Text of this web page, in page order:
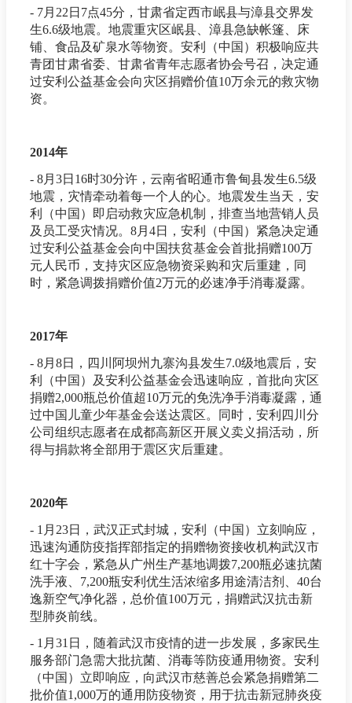
- 7月22日7点45分，甘肃省定西市岷县与漳县交界发
生6.6级地震。地震重灾区岷县、漳县急缺帐篷、床
铺、食品及矿泉水等物资。安利（中国）积极响应共
青团甘肃省委、甘肃省青年志愿者协会号召，决定通
过安利公益基金会向灾区捐赠价值10万余元的救灾物
资。
2014年
- 8月3日16时30分许，云南省昭通市鲁甸县发生6.5级
地震，灾情牵动着每一个人的心。地震发生当天，安
利（中国）即启动救灾应急机制，排查当地营销人员
及员工受灾情况。8月4日，安利（中国）紧急决定通
过安利公益基金会向中国扶贫基金会首批捐赠100万
元人民币，支持灾区应急物资采购和灾后重建，同
时，紧急调拨捐赠价值2万元的必速净手消毒凝露。
2017年
- 8月8日，四川阿坝州九寨沟县发生7.0级地震后，安
利（中国）及安利公益基金会迅速响应，首批向灾区
捐赠2,000瓶总价值超10万元的免洗净手消毒凝露，通
过中国儿童少年基金会送达震区。同时，安利四川分
公司组织志愿者在成都高新区开展义卖义捐活动，所
得与捐款将全部用于震区灾后重建。
2020年
- 1月23日，武汉正式封城，安利（中国）立刻响应，
迅速沟通防疫指挥部指定的捐赠物资接收机构武汉市
红十字会，紧急从广州生产基地调拨7,200瓶必速抗菌
洗手液、7,200瓶安利优生活浓缩多用途清洁剂、40台
逸新空气净化器，总价值100万元，捐赠武汉抗击新
型肺炎前线。
- 1月31日，随着武汉市疫情的进一步发展，多家民生
服务部门急需大批抗菌、消毒等防疫通用物资。安利
（中国）立即响应，向武汉市慈善总会紧急捐赠第二
批价值1,000万的通用防疫物资，用于抗击新冠肺炎疫